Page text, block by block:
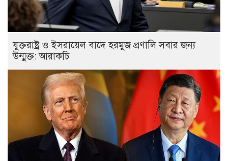
যুক্তরাষ্ট্র ও ইসরায়েল বাদে হরমুজ প্রণালি সবার জন্য
উন্মুক্ত: আরাকচি